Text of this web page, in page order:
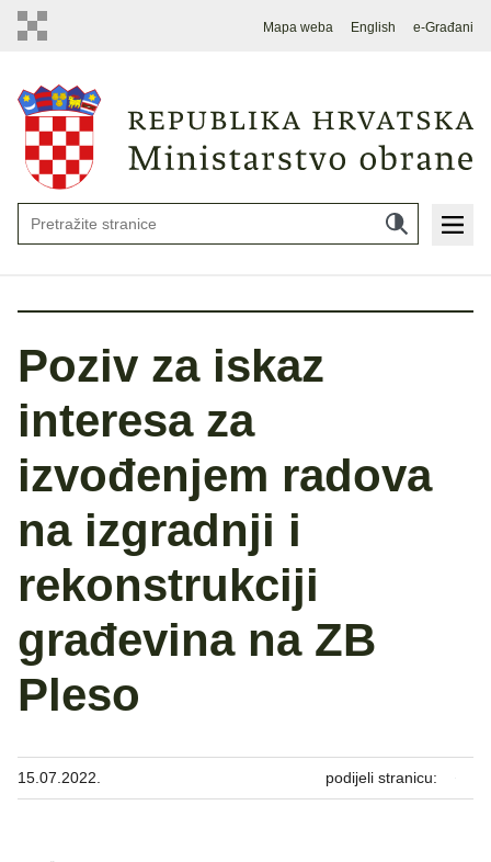
Mapa weba English e-Građani
Poziv za iskaz
interesa za
izvođenjem radova
na izgradnji i
rekonstrukciji
građevina na ZB
Pleso
15.07.2022. podijeli stranicu: